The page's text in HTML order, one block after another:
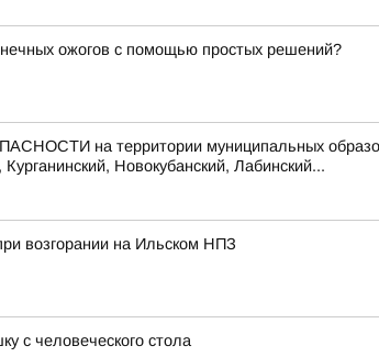
ожогов с помощью простых решений?
на территории муниципальных
Новокубанский, Лабинский...
возгорании на Ильском НПЗ
с человеческого стола